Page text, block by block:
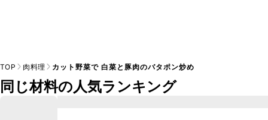
TOP 肉料理 カット野菜で 白菜と豚肉のバタポン炒め
同じ材料の人気ランキング